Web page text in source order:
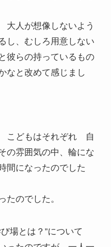
人が想像しないよう
し、むしろ用意しない
彼らの持っているもの
なと改めて感じまし
こどもはそれぞれ 自
の雰囲気の中、輪にな
間になったのでした
たのでした。
場とは？”について